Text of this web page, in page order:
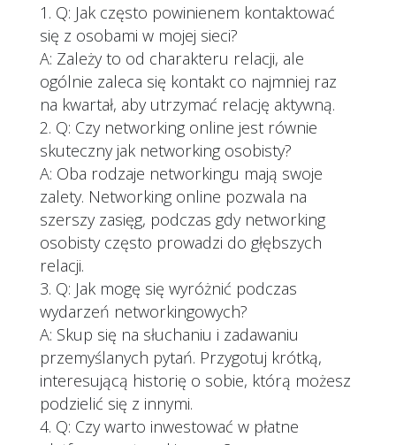
Q: Jak często powinienem kontaktować
się z osobami w mojej sieci?
A: Zależy to od charakteru relacji, ale
ogólnie zaleca się kontakt co najmniej raz
na kwartał, aby utrzymać relację aktywną.
Q: Czy networking online jest równie
skuteczny jak networking osobisty?
A: Oba rodzaje networkingu mają swoje
zalety. Networking online pozwala na
szerszy zasięg, podczas gdy networking
osobisty często prowadzi do głębszych
relacji.
Q: Jak mogę się wyróżnić podczas
wydarzeń networkingowych?
A: Skup się na słuchaniu i zadawaniu
przemyślanych pytań. Przygotuj krótką,
interesującą historię o sobie, którą możesz
podzielić się z innymi.
Q: Czy warto inwestować w płatne